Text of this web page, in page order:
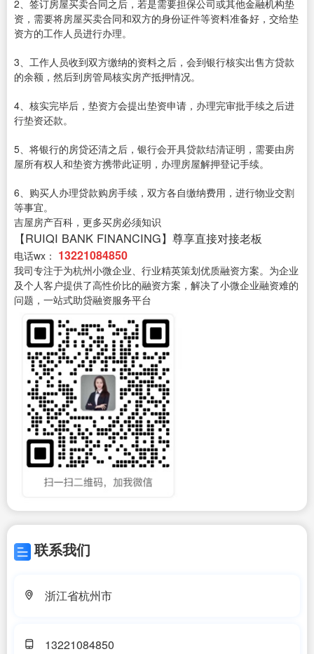
2、签订房屋买卖合同之后，若是需要担保公司或其他金融机构垫
资，需要将房屋买卖合同和双方的身份证件等资料准备好，交给垫
资方的工作人员进行办理。
3、工作人员收到双方缴纳的资料之后，会到银行核实出售方贷款
的余额，然后到房管局核实房产抵押情况。
4、核实完毕后，垫资方会提出垫资申请，办理完审批手续之后进
行垫资还款。
5、将银行的房贷还清之后，银行会开具贷款结清证明，需要由房
屋所有权人和垫资方携带此证明，办理房屋解押登记手续。
6、购买人办理贷款购房手续，双方各自缴纳费用，进行物业交割
等事宜。
吉屋房产百科，更多买房必须知识
【RUIQI BANK FINANCING】尊享直接对接老板
电话wx： 13221084850
我司专注于为杭州小微企业、行业精英策划优质融资方案。为企业
及个人客户提供了高性价比的融资方案，解决了小微企业融资难的
问题，一站式助贷融资服务平台
联系我们
浙江省杭州市
13221084850